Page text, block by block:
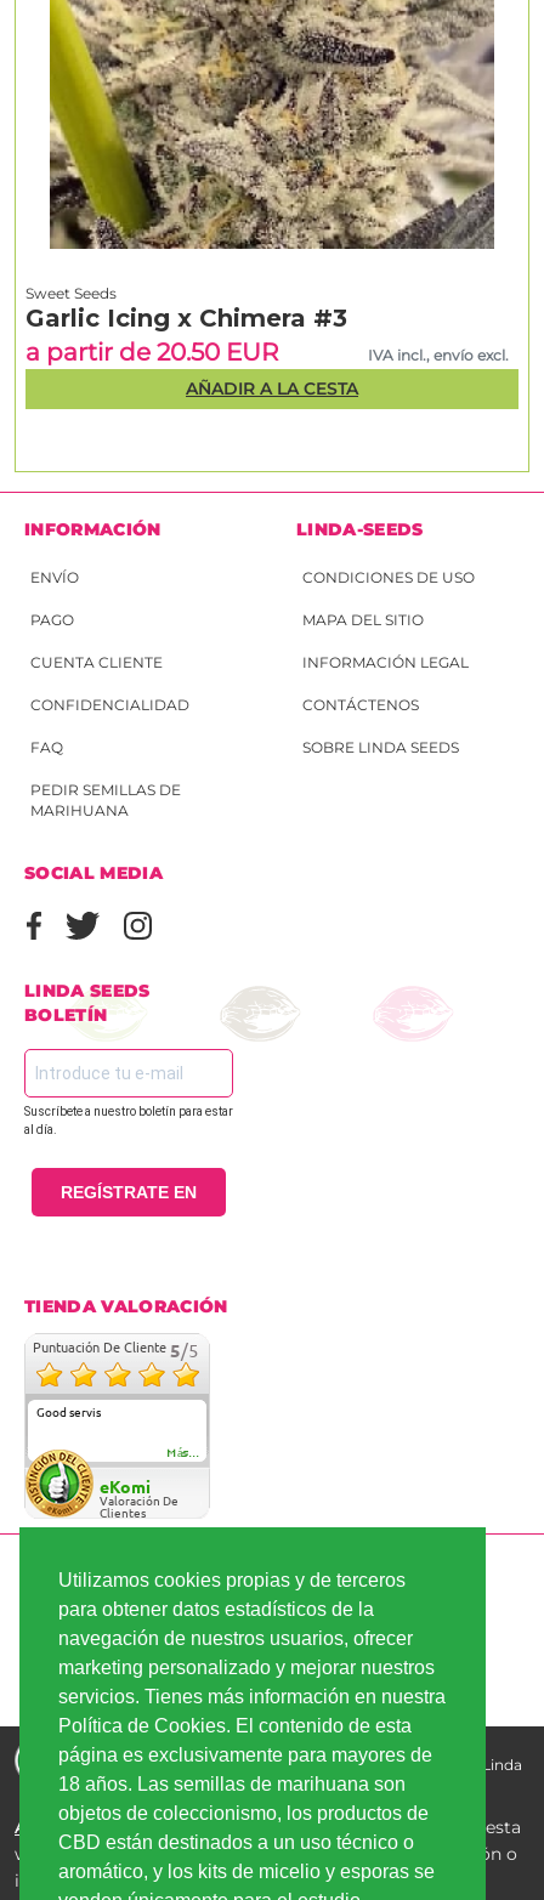
Utilizamos cookies propias y de terceros
para obtener datos estadísticos de la
navegación de nuestros usuarios, ofrecer
marketing personalizado y mejorar nuestros
servicios. Tienes más información en nuestra
Política de Cookies. El contenido de esta
página es exclusivamente para mayores de
18 años. Las semillas de marihuana son
objetos de coleccionismo, los productos de
CBD están destinados a un uso técnico o
aromático, y los kits de micelio y esporas se
Sweet Seeds
Garlic Icing x Chimera #3
a partir de 20.50 EUR
IVA incl., envío excl.
AÑADIR A LA CESTA
INFORMACIÓN
ENVÍO
PAGO
CUENTA CLIENTE
CONFIDENCIALIDAD
FAQ
PEDIR SEMILLAS DE
MARIHUANA
LINDA-SEEDS
CONDICIONES DE USO
MAPA DEL SITIO
INFORMACIÓN LEGAL
CONTÁCTENOS
SOBRE LINDA SEEDS
SOCIAL MEDIA
LINDA SEEDS
BOLETÍN
Suscríbete a nuestro boletín para estar
al día.
REGÍSTRATE EN
TIENDA VALORACIÓN
Puntuación De Cliente 5/5
Good servis
Más...
eKomi
Valoración De
Clientes
PAGO SEGURO
ENVÍO RÁPIDO
Comprar semillas de marihuana - la mejor calidad, los
mejores precios | Copyright © 2026 Linda-Seeds.com | Linda
Semilla
Aviso Legal:Los productos de CBD comercializados en esta
web no están destinados al consumo humano, inhalación o
ingestión, y están clasificados exclusivamente para uso